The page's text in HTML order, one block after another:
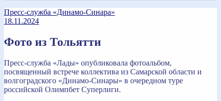
Пресс-служба «Динамо-Синара»
18.11.2024
Фото из Тольятти
Пресс-служба «Лады» опубликовала фотоальбом,
посвященный встрече коллектива из Самарской области и
волгоградского «Динамо-Синары» в очередном туре
российской Олимпбет Суперлиги.